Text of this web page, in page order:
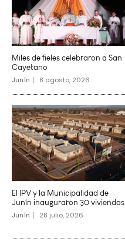
Miles de fieles celebraron a San
Cayetano
Junín 8 agosto, 2026
El IPV y la Municipalidad de
Junín inauguraron 30 viviendas
Junín 28 julio, 2026